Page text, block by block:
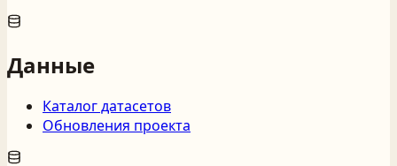
Данные
Каталог датасетов
Обновления проекта